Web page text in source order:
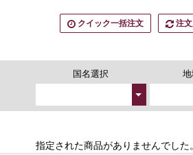
クイック一括注文 注
国名選択
指定された商品がありませんでした。